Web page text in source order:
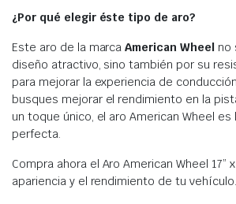
¿Por qué elegir éste tipo de aro?
Este aro de la marcaAmerican Wheel no
diseño atractivo, sino también por su
para mejorar la experiencia de
busques mejorar el rendimiento en la
un toque único, el aro American Wheel es
perfecta.
Compra ahora el Aro American Wheel 17”
apariencia y el rendimiento de tu